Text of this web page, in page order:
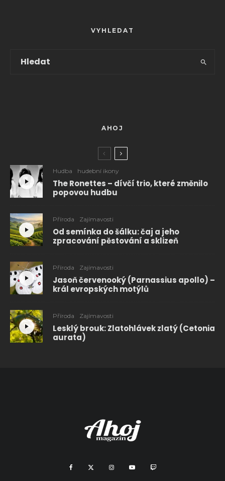
VYHLEDAT
AHOJ
Hudba hudební ikony
The Ronettes – dívčí trio, které změnilo
popovou hudbu
Příroda Zajímavosti
Od semínka do šálku: čaj a jeho
zpracování pěstování a sklizeň
Příroda Zajímavosti
Jasoň červenooký (Parnassius apollo) –
král evropských motýlů
Příroda Zajímavosti
Lesklý brouk: Zlatohlávek zlatý (Cetonia
aurata)